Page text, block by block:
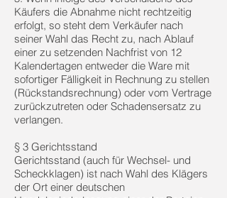
Käufers die Abnahme nicht rechtzeitig
erfolgt, so steht dem Verkäufer nach
seiner Wahl das Recht zu, nach Ablauf
einer zu setzenden Nachfrist von 12
Kalendertagen entweder die Ware mit
sofortiger Fälligkeit in Rechnung zu stellen
(Rückstandsrechnung) oder vom Vertrage
zurückzutreten oder Schadensersatz zu
verlangen.
§ 3 Gerichtsstand
Gerichtsstand (auch für Wechsel- und
Scheckklagen) ist nach Wahl des Klägers
der Ort einer deutschen